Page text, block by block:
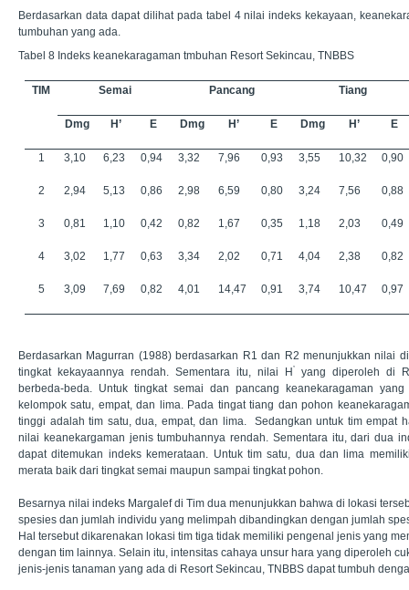
Berdasarkan data dapat dilihat pada tabel 4 nilai indeks kekayaan,
tumbuhan yang ada.
Tabel 8 Indeks keanekaragaman tmbuhan Resort Sekincau, TNBBS
TIM Semai Pancang Tiang
Dmg H’ E Dmg H’ E Dmg H’ E
1 3,10 6,23 0,94 3,32 7,96 0,93 3,55 10,32 0,90
2 2,94 5,13 0,86 2,98 6,59 0,80 3,24 7,56 0,88
3 0,81 1,10 0,42 0,82 1,67 0,35 1,18 2,03 0,49
4 3,02 1,77 0,63 3,34 2,02 0,71 4,04 2,38 0,82
5 3,09 7,69 0,82 4,01 14,47 0,91 3,74 10,47 0,97
Berdasarkan Magurran (1988) berdasarkan R1 dan R2 menunjukkan nilai
tingkat kekayaannya rendah. Sementara itu, nilai H ’
yang diperoleh di
berbeda-beda. Untuk tingkat semai dan pancang keanekaragaman
kelompok satu, empat, dan lima. Pada tingat tiang dan pohon
tinggi adalah tim satu, dua, empat, dan lima. Sedangkan untuk tim empat
nilai keanekargaman jenis tumbuhannya rendah. Sementara itu, dari dua
dapat ditemukan indeks kemerataan. Untuk tim satu, dua dan lima
merata baik dari tingkat semai maupun sampai tingkat pohon.
Besarnya nilai indeks Margalef di Tim dua menunjukkan bahwa di lokasi
spesies dan jumlah individu yang melimpah dibandingkan dengan jumlah
Hal tersebut dikarenakan lokasi tim tiga tidak memiliki pengenal jenis yang
dengan tim lainnya. Selain itu, intensitas cahaya unsur hara yang diperoleh
jenis-jenis tanaman yang ada di Resort Sekincau, TNBBS dapat tumbuh